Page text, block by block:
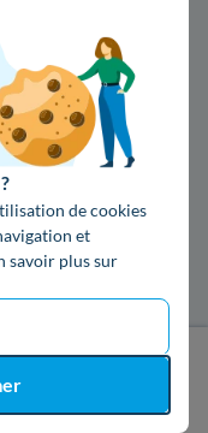
de cookies
et
savoir plus sur
dans